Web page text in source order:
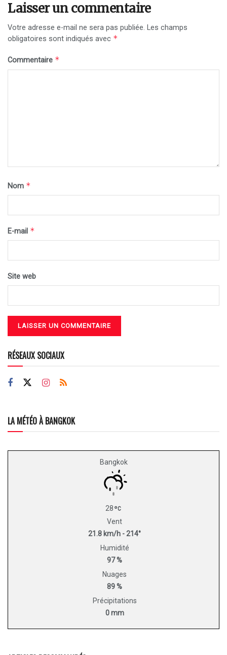
Laisser un commentaire
Votre adresse e-mail ne sera pas publiée. Les champs
obligatoires sont indiqués avec *
Commentaire *
Nom *
E-mail *
Site web
RÉSEAUX SOCIAUX
LA MÉTÉO À BANGKOK
Bangkok
28
Vent
21.8 km/h - 214°
Humidité
97 %
Nuages
89 %
Précipitations
0 mm